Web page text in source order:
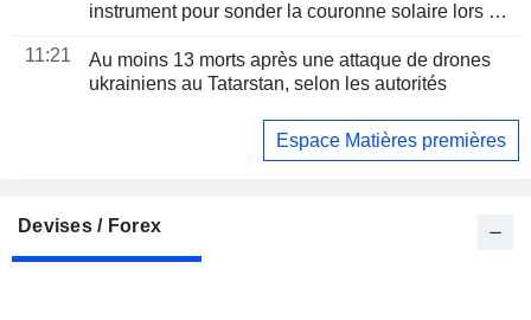
instrument pour sonder la couronne solaire lors de
11:21
Au moins 13 morts après une attaque de drones
ukrainiens au Tatarstan, selon les autorités
Espace Matières premières
Devises / Forex